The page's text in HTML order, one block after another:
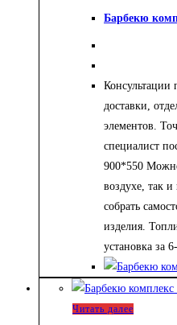
Барбекю
Консультации
доставки,
элементов.
специалист
900*550
воздухе, так
собрать
изделия.
установка за
Читать далее